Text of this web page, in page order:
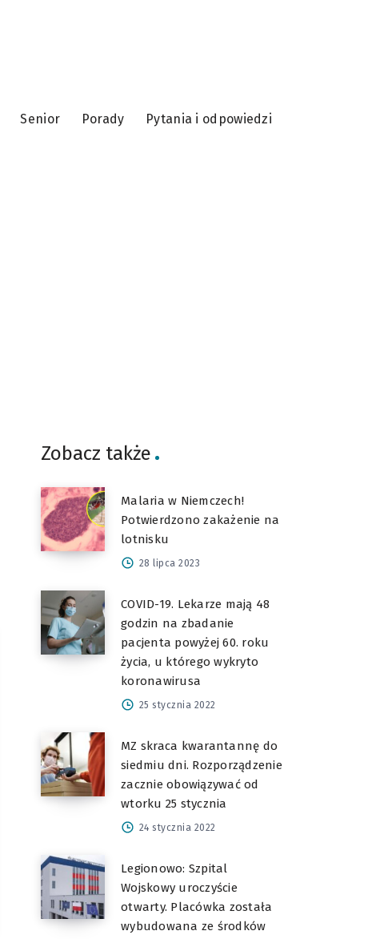
Senior Porady Pytania i odpowiedzi
Zobacz także
Malaria w Niemczech!
Potwierdzono zakażenie na
lotnisku
28 lipca 2023
COVID-19. Lekarze mają 48
godzin na zbadanie
pacjenta powyżej 60. roku
życia, u którego wykryto
koronawirusa
25 stycznia 2022
MZ skraca kwarantannę do
siedmiu dni. Rozporządzenie
zacznie obowiązywać od
wtorku 25 stycznia
24 stycznia 2022
Legionowo: Szpital
Wojskowy uroczyście
otwarty. Placówka została
wybudowana ze środków